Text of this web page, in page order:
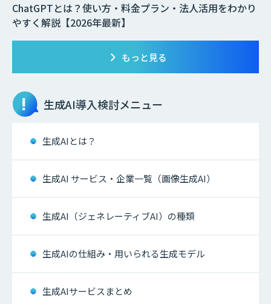
ChatGPTとは？使い方・料金プラン・法人活用をわかり
やすく解説【2026年最新】
もっと見る
生成AI導入検討メニュー
生成AIとは？
生成AI サービス・企業一覧（画像生成AI）
生成AI（ジェネレーティブAI）の種類
生成AIの仕組み・用いられる生成モデル
生成AIサービスまとめ